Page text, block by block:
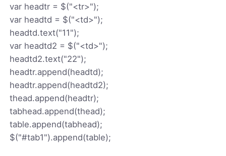
var headtr = $("<tr>");
var headtd = $("<td>");
headtd.text("11");
var headtd2 = $("<td>");
headtd2.text("22");
headtr.append(headtd);
headtr.append(headtd2);
thead.append(headtr);
tabhead.append(thead);
table.append(tabhead);
$("#tab1").append(table);